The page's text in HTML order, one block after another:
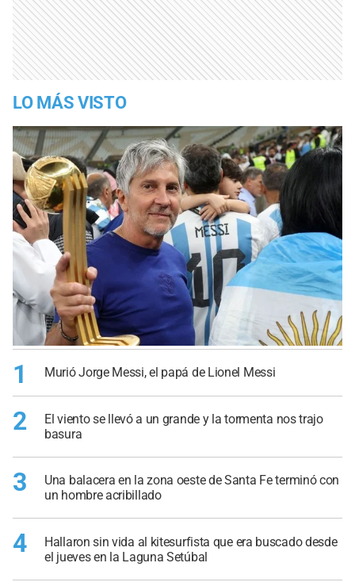
LO MÁS VISTO
1 Murió Jorge Messi, el papá de Lionel Messi
2
El viento se llevó a un grande y la tormenta nos trajo
basura
3
Una balacera en la zona oeste de Santa Fe terminó con
un hombre acribillado
4
Hallaron sin vida al kitesurfista que era buscado desde
el jueves en la Laguna Setúbal